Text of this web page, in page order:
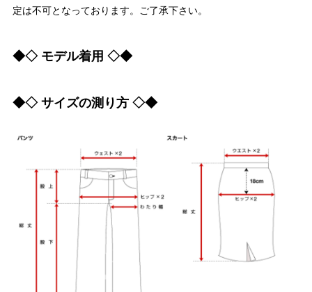
定は不可となっております。ご了承下さい。
◆◇ モデル着用 ◇◆
◆◇ サイズの測り方 ◇◆